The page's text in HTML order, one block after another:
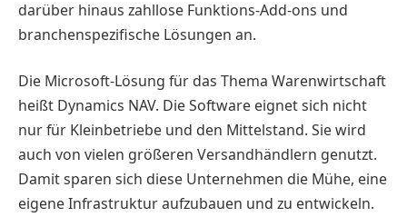
darüber hinaus zahllose Funktions-Add-ons und
branchenspezifische Lösungen an.
Die Microsoft-Lösung für das Thema Warenwirtschaft
heißt Dynamics NAV. Die Software eignet sich nicht
nur für Kleinbetriebe und den Mittelstand. Sie wird
auch von vielen größeren Versandhändlern genutzt.
Damit sparen sich diese Unternehmen die Mühe, eine
eigene Infrastruktur aufzubauen und zu entwickeln.